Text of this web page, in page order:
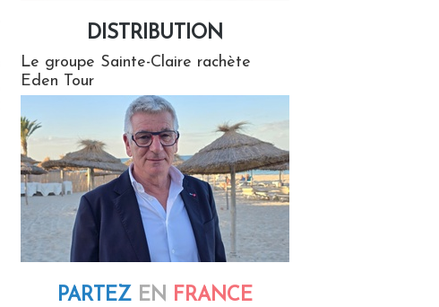
DISTRIBUTION
Le groupe Sainte-Claire rachète
Eden Tour
PARTEZ EN FRANCE